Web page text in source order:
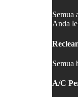
Semua
Anda
Semua
A/C